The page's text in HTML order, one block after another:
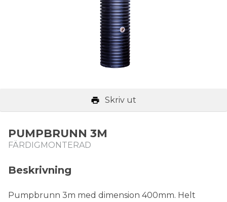
Skriv ut
PUMPBRUNN 3M
FÄRDIGMONTERAD
Beskrivning
Pumpbrunn 3m med dimension 400mm. Helt